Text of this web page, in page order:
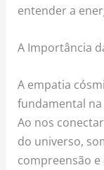
entender a
A Importância
A empatia
fundamental na
Ao nos
do universo,
compreensão